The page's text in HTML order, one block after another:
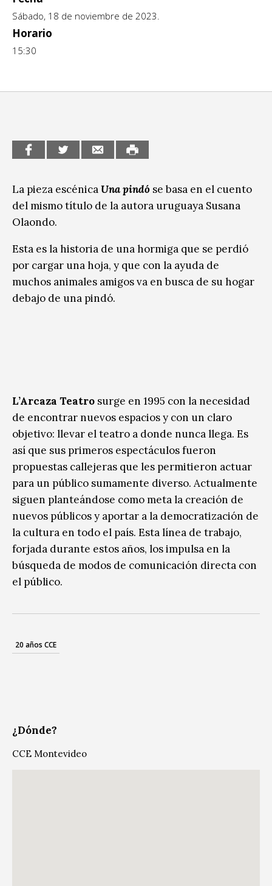
CCE en el interior/libros
Exposiciones
Formación
Medio Ambiente
Música
Sin categoría
Sábado, 18 de noviembre de 2023.
Horario
15:30
La pieza escénicaUna pindó se basa en el cuento
del mismo título de la autora uruguaya Susana
Olaondo.
Esta es la historia de una hormiga que se perdió
por cargar una hoja, y que con la ayuda de
muchos animales amigos va en busca de su hogar
debajo de una pindó.
L’Arcaza Teatro surge en 1995 con la necesidad
de encontrar nuevos espacios y con un claro
objetivo: llevar el teatro a donde nunca llega. Es
así que sus primeros espectáculos fueron
propuestas callejeras que les permitieron actuar
para un público sumamente diverso. Actualmente
siguen planteándose como meta la creación de
nuevos públicos y aportar a la democratización de
la cultura en todo el país. Esta línea de trabajo,
forjada durante estos años, los impulsa en la
búsqueda de modos de comunicación directa con
el público.
20 años CCE
¿Dónde?
CCE Montevideo